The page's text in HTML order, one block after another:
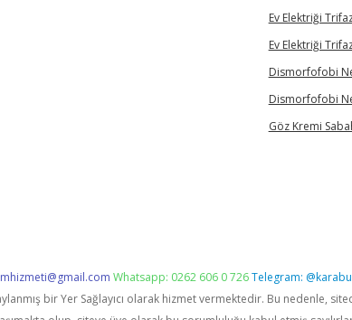
Ev Elektriği
Ev Elektriği
Dismorfofobi
Dismorfofobi
Göz Kremi
Whatsapp: 0262 606 0 726Telegram:
bir Yer Sağlayıcı olarak hizmet vermektedir. Bu nedenle,